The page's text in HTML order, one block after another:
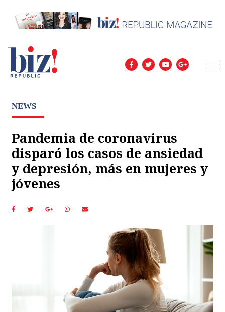
NEWS
Pandemia de coronavirus
disparó los casos de ansiedad
y depresión, más en mujeres y
jóvenes